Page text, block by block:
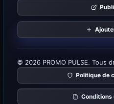
© 2026 PROMO PULSE. Tous
Politique de
Conditions